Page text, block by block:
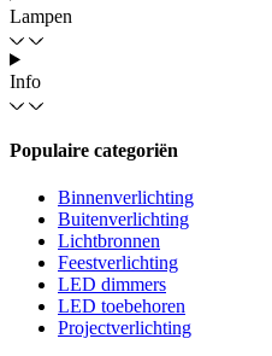
Lampen
Info
Populaire categoriën
Binnenverlichting
Buitenverlichting
Lichtbronnen
Feestverlichting
LED dimmers
LED toebehoren
Projectverlichting